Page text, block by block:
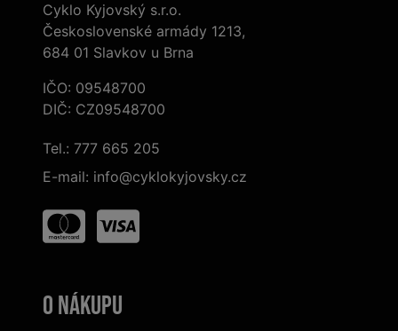
Cyklo Kyjovský s.r.o.
Československé armády 1213,
684 01 Slavkov u Brna
IČO: 09548700
DIČ: CZ09548700
Tel.: 777 665 205
E-mail: info@cyklokyjovsky.cz
O nákupu